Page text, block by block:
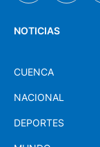
NOTICIAS
CUENCA
NACIONAL
DEPORTES